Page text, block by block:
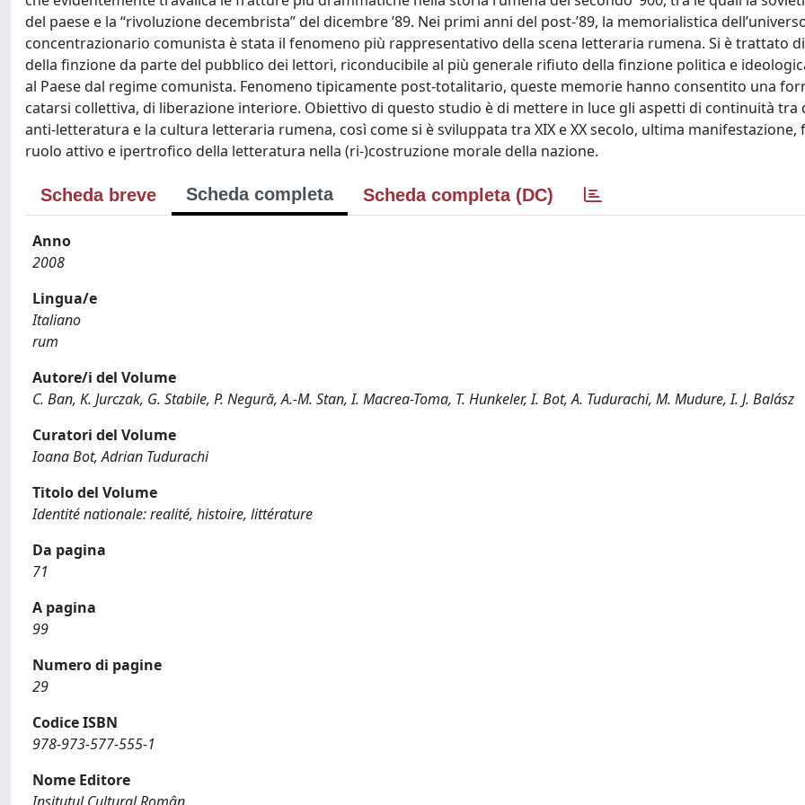
del paese e la “rivoluzione decembrista” del dicembre ’89. Nei primi anni del post-’89, la memorialistica
concentrazionario comunista è stata il fenomeno più rappresentativo della scena letteraria rumena. Si è trattato
della finzione da parte del pubblico dei lettori, riconducibile al più generale rifiuto della finzione politica e
al Paese dal regime comunista. Fenomeno tipicamente post-totalitario, queste memorie hanno consentito una
catarsi collettiva, di liberazione interiore. Obiettivo di questo studio è di mettere in luce gli aspetti di continuità tra
anti-letteratura e la cultura letteraria rumena, così come si è sviluppata tra XIX e XX secolo, ultima manifestazione,
ruolo attivo e ipertrofico della letteratura nella (ri-)costruzione morale della nazione.
Scheda breve Scheda completa Scheda completa (DC)
Anno
2008
Lingua/e
Italiano
rum
Autore/i del Volume
C. Ban, K. Jurczak, G. Stabile, P. Negură, A.-M. Stan, I. Macrea-Toma, T. Hunkeler, I. Bot, A. Tudurachi, M. Mudure, I. J. Balász
Curatori del Volume
Ioana Bot, Adrian Tudurachi
Titolo del Volume
Identité nationale: realité, histoire, littérature
Da pagina
71
A pagina
99
Numero di pagine
29
Codice ISBN
978-973-577-555-1
Nome Editore